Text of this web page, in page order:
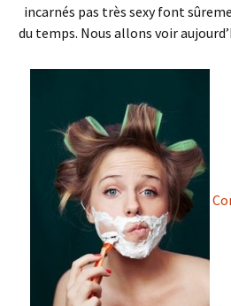
incarnés pas très sexy font
du temps. Nous allons voir